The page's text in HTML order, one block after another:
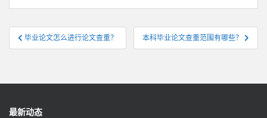
文
章
航
毕业论文怎么进行论文查重？ 本科毕业论文查重范围有哪些？
最新动态